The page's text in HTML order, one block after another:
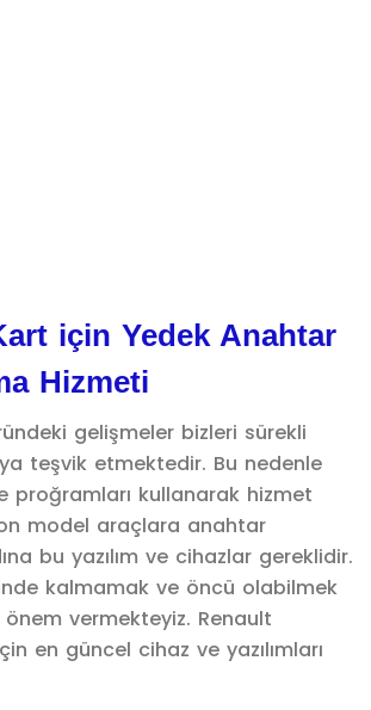
için Yedek Anahtar
Hizmeti
gelişmeler bizleri sürekli
teşvik etmektedir. Bu nedenle
proğramları kullanarak hizmet
model araçlara anahtar
bu yazılım ve cihazlar gereklidir.
kalmamak ve öncü olabilmek
vermekteyiz. Renault
en güncel cihaz ve yazılımları